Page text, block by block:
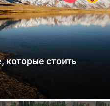
которые стоить